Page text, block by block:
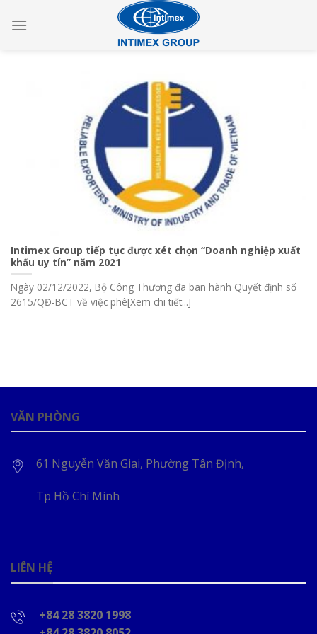
Intimex Group tiếp tục được xét chọn “Doanh nghiệp xuất
khẩu uy tín” năm 2021
Ngày 02/12/2022, Bộ Công Thương đã ban hành Quyết định số
2615/QĐ-BCT về việc phê[Xem chi tiết...]
VĂN PHÒNG
61 Nguyễn Văn Giai, Phường Tân Định,
Tp Hồ Chí Minh
LIÊN HỆ
+84 28 3820 1998